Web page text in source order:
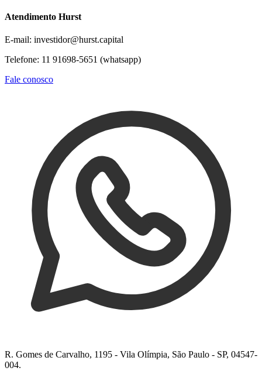
Atendimento Hurst
E-mail: investidor@hurst.capital
Telefone: 11 91698-5651 (whatsapp)
Fale conosco
R. Gomes de Carvalho, 1195 - Vila Olímpia, São Paulo - SP, 04547-
004.